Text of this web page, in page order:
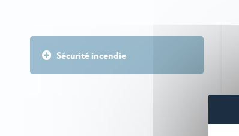
Sécurité incendie